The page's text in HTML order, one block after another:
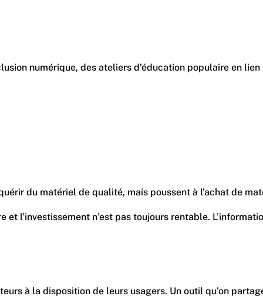
numérique, des ateliers d’éducation populaire en
du matériel de qualité, mais poussent à l’achat de
n’est pas toujours rentable.
à la disposition de leurs usagers. Un outil qu’on